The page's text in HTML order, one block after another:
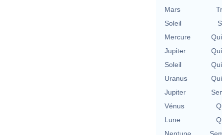
Mars
Soleil
Mercure
Jupiter
Soleil
Uranus
Jupiter
Vénus
Lune
Neptune